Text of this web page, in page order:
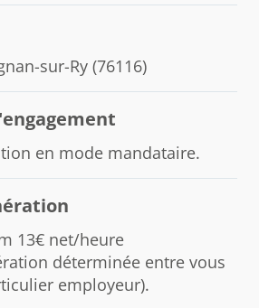
sur-Ry (76116)
en mode mandataire.
13€ net/heure
déterminée entre vous
employeur).